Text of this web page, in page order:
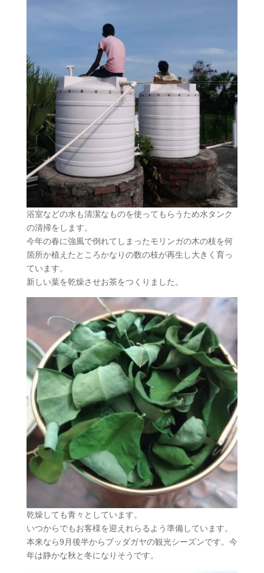
浴室などの水も清潔なものを使ってもらうため水タンク
の清掃をします。
今年の春に強風で倒れてしまったモリンガの木の枝を何
箇所か植えたところかなりの数の枝が再生し大きく育っ
ています。
新しい葉を乾燥させお茶をつくりました。
乾燥しても青々としています。
いつからでもお客様を迎えれらるよう準備しています。
本来なら9月後半からブッダガヤの観光シーズンです。今
年は静かな秋と冬になりそうです。